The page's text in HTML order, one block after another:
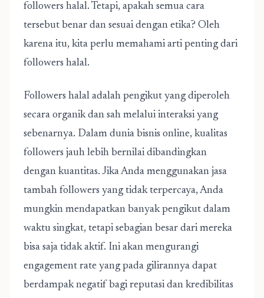
followers halal. Tetapi, apakah semua cara
tersebut benar dan sesuai dengan etika? Oleh
karena itu, kita perlu memahami arti penting dari
followers halal.
Followers halal adalah pengikut yang diperoleh
secara organik dan sah melalui interaksi yang
sebenarnya. Dalam dunia bisnis online, kualitas
followers jauh lebih bernilai dibandingkan
dengan kuantitas. Jika Anda menggunakan jasa
tambah followers yang tidak terpercaya, Anda
mungkin mendapatkan banyak pengikut dalam
waktu singkat, tetapi sebagian besar dari mereka
bisa saja tidak aktif. Ini akan mengurangi
engagement rate yang pada gilirannya dapat
berdampak negatif bagi reputasi dan kredibilitas